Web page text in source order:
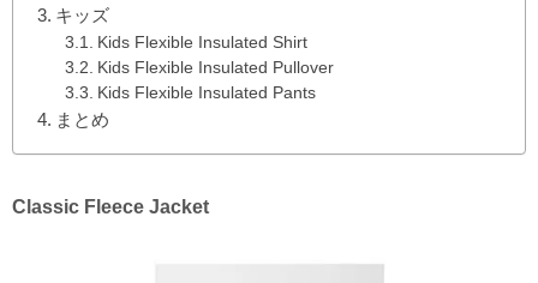
キッズ
Kids Flexible Insulated Shirt
Kids Flexible Insulated Pullover
Kids Flexible Insulated Pants
まとめ
Classic Fleece Jacket